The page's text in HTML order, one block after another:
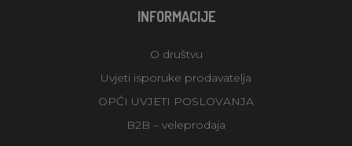
INFORMACIJE
O društvu
Uvjeti isporuke prodavatelja
OPĆI UVJETI POSLOVANJA
B2B – veleprodaja